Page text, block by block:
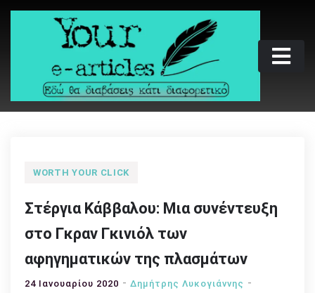
Skip
Your e-articles
Εδώ θα διαβάσεις κάτι διαφορετικό
WORTH YOUR CLICK
Στέργια Κάββαλου: Μια συνέντευξη
στο Γκραν Γκινιόλ των
αφηγηματικών της πλασμάτων
24 Ιανουαρίου 2020
Δημήτρης Λυκογιάννης